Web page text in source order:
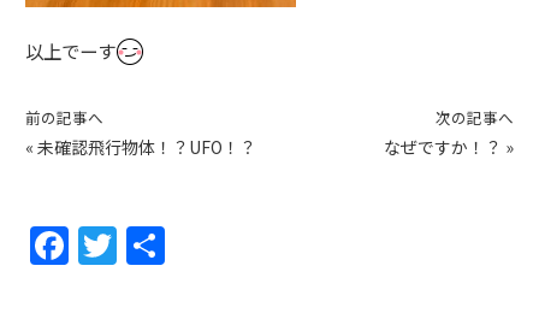
以上でーす
前の記事へ
« 未確認飛行物体！？UFO！？
次の記事へ
なぜですか！？ »
F
a
T
w